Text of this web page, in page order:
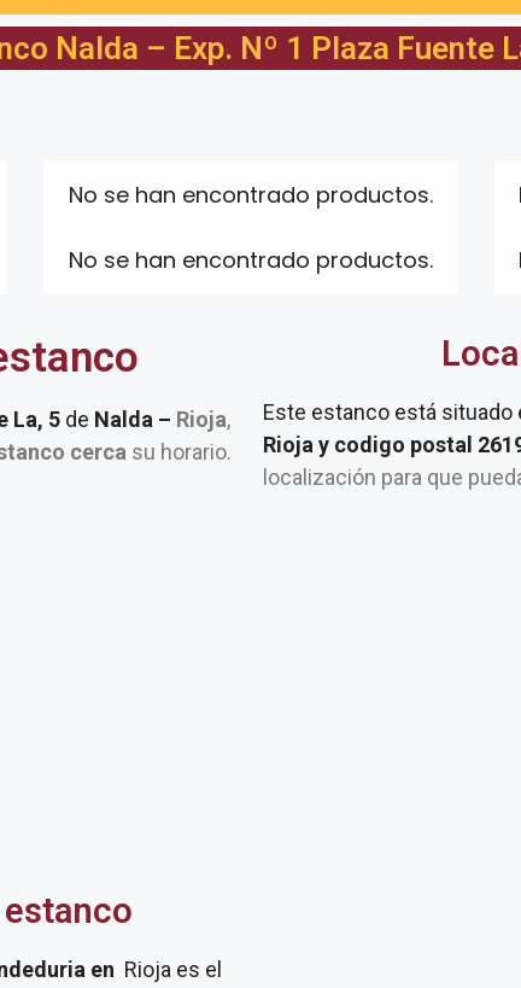
Nalda – Exp. Nº 1 Plaza Fuente
No se han encontrado productos.
No se han encontrado productos.
La, 5 de Nalda – Rioja,
cerca su horario.
en Rioja es el
Este estanco está situado
Rioja y codigo postal
localización para que